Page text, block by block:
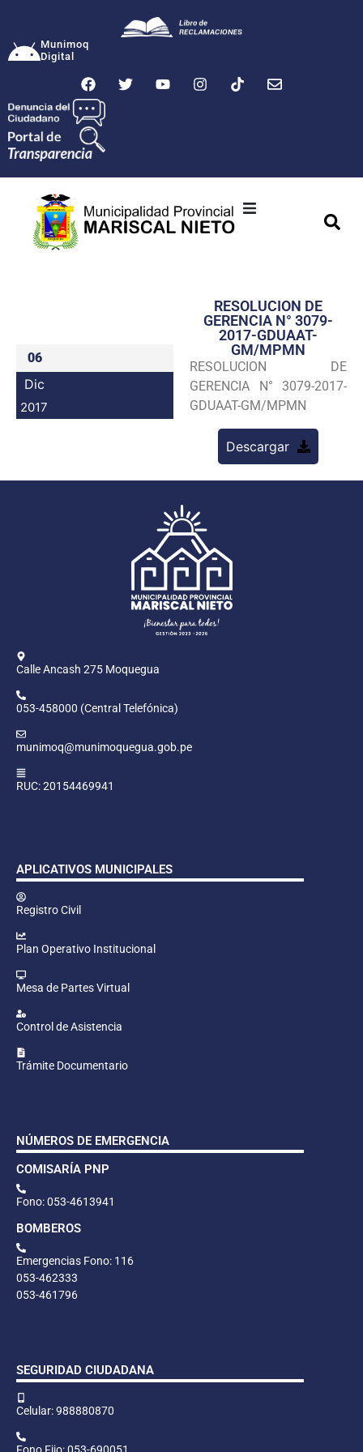
Munimoq
Digital
Transparencia
Seguridad
Programas
06
Dic
2017
RESOLUCION DE
GERENCIA N° 3079-
2017-GDUAAT-
GM/MPMN
RESOLUCION DE
GERENCIA N° 3079-2017-
GDUAAT-GM/MPMN
Descargar
Calle Ancash 275 Moquegua
053-458000 (Central Telefónica)
munimoq@munimoquegua.gob.pe
RUC: 20154469941
APLICATIVOS MUNICIPALES
Registro Civil
Plan Operativo Institucional
Mesa de Partes Virtual
Control de Asistencia
Trámite Documentario
NÚMEROS DE EMERGENCIA
COMISARÍA PNP
Fono: 053-4613941
BOMBEROS
Emergencias Fono: 116
053-462333
053-461796
SEGURIDAD CIUDADANA
Celular: 988880870
Fono Fijo: 053-690051